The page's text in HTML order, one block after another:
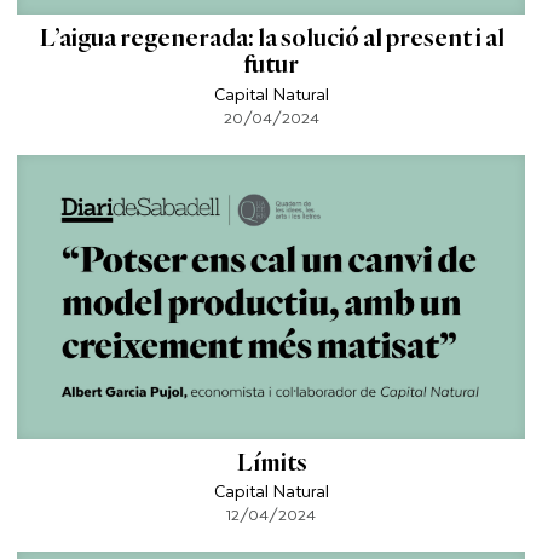
L’aigua regenerada: la solució al present i al
futur
Capital Natural
20/04/2024
Límits
Capital Natural
12/04/2024